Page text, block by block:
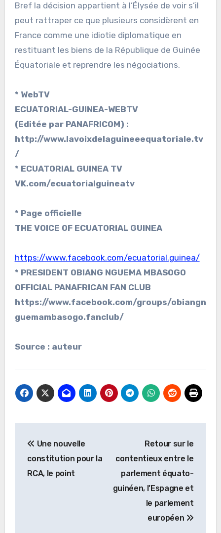
Bref la décision appartient à l’Élysée de voir s’il
peut rattraper ce que plusieurs considèrent en
France comme une idiotie diplomatique en
restituant les biens de la République de Guinée
Équatoriale et reprendre les négociations.
* WebTV
ECUATORIAL-GUINEA-WEBTV
(Editée par PANAFRICOM) :
http://www.lavoixdelaguineeequatoriale.tv
/
* ECUATORIAL GUINEA TV
VK.com/ecuatorialguineatv
* Page officielle
THE VOICE OF ECUATORIAL GUINEA
https://www.facebook.com/ecuatorial.guinea/
* PRESIDENT OBIANG NGUEMA MBASOGO
OFFICIAL PANAFRICAN FAN CLUB
https://www.facebook.com/groups/obiangn
guemambasogo.fanclub/
Source : auteur
de
l’article
Une nouvelle
constitution pour la
RCA, le point
Retour sur le
contentieux entre le
parlement équato-
guinéen, l’Espagne et
le parlement
européen